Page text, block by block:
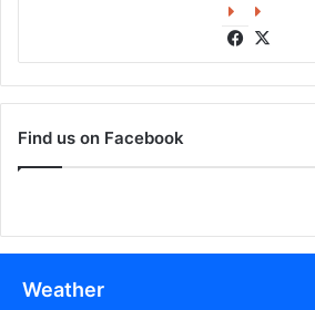
Facebook
Find us on Facebook
Weather